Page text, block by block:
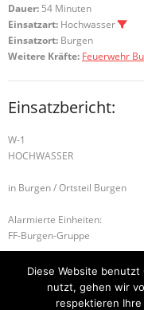
Dauer: 54 Minuten
Einsatzart: Hochwasser
Einsatzort: Burgen
Weitere Kräfte: Feuerwehr
Einsatzbericht:
W-1
HOCHWASSER
in Burgen / Ortsteil Burgen
Alarmierte Einheiten:
FF-Burgen-Gruppe
W-1 HOCHWASSER
Diese Website
nutzt, gehen wir
respektieren